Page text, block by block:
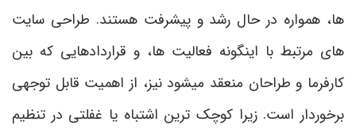
ها، همواره در حال رشد و پیشرفت هستند. طراحی سایت
های مرتبط با اینگونه فعالیت ها، و قراردادهایی که بین
کارفرما و طراحان منعقد می­شود نیز، از اهمیت قابل توجهی
برخوردار است. زیرا کوچک ترین اشتباه یا غفلتی در تنظیم